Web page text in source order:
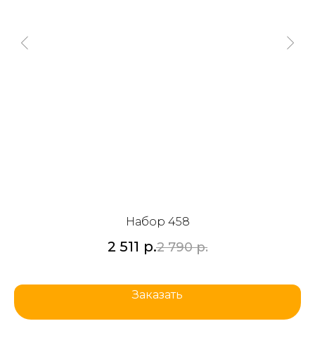
Набор 458
2 511 р.2 790 р.
Заказать